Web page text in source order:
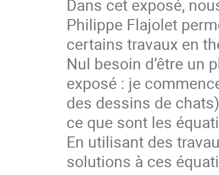
Dans cet exposé,
Philippe Flajolet
certains travaux en
Nul besoin d’être un
exposé : je
des dessins de
ce que sont les
En utilisant des
solutions à ces